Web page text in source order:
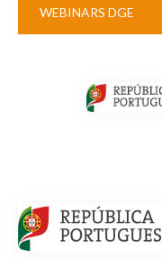
WEBINARS DGE